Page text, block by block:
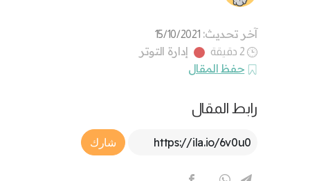
آخر تحديث: 15/10/2021
2 دقيقة
إدارة التوتر
حفظ المقال
رابط المقال
Article Link
شارك